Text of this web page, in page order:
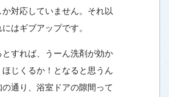
対応していません。それ以
はギブアップです。
とすれば、うーん洗剤が効か
じくるか！となると思うん
通り、浴室ドアの隙間って